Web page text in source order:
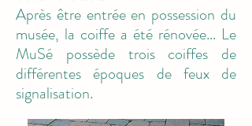
Après être entrée en possession du
musée, la coiffe a été rénovée... Le
MuSé possède trois coiffes de
différentes époques de feux de
signalisation.